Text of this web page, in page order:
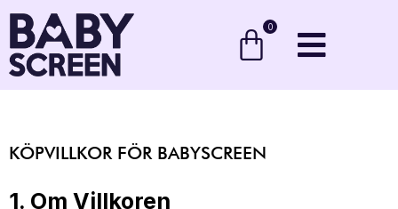
0
KÖPVILLKOR FÖR BABYSCREEN
1. Om Villkoren